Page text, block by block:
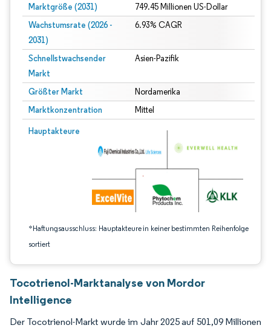
Marktgröße (2031) 749.45 Millionen US-Dollar
Wachstumsrate (2026 -
2031)
6.93% CAGR
Schnellstwachsender
Markt
Asien-Pazifik
Größter Markt Nordamerika
Marktkonzentration Mittel
Hauptakteure
*Haftungsausschluss: Hauptakteure in keiner bestimmten Reihenfolge
sortiert
Bild © Mordor Intelligence. Wiederverwendung erfordert Namensnennung
Tocotrienol-Marktanalyse von Mordor
Intelligence
Der Tocotrienol-Markt wurde im Jahr 2025 auf 501,09 Millionen